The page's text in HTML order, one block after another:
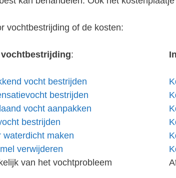
vochtbestrijding of de kosten:
:
vocht bestrijden
bestrijden
vocht aanpakken
bestrijden
waterdicht maken
verwijderen
van het vochtprobleem